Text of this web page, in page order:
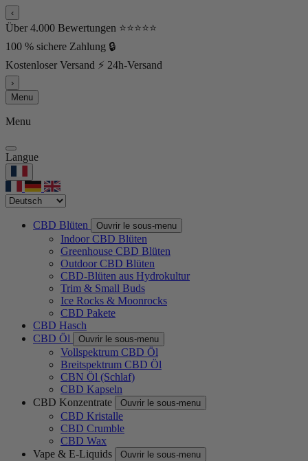
‹
Über 4.000 Bewertungen ⭐⭐⭐⭐⭐
100 % sichere Zahlung 🔒
Kostenloser Versand ⚡ 24h-Versand
›
Menu
Menu
Langue
CBD Blüten Ouvrir le sous-menu
Indoor CBD Blüten
Greenhouse CBD Blüten
Outdoor CBD Blüten
CBD-Blüten aus Hydrokultur
Trim & Small Buds
Ice Rocks & Moonrocks
CBD Pakete
CBD Hasch
CBD Öl
Ouvrir le sous-menu
Vollspektrum CBD Öl
Breitspektrum CBD Öl
CBN Öl (Schlaf)
CBD Kapseln
CBD Konzentrate
Ouvrir le sous-menu
CBD Kristalle
CBD Crumble
CBD Wax
Vape & E-Liquids
Ouvrir le sous-menu